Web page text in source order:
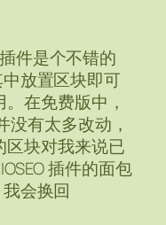
件是个不错的
放置区块即可
在免费版中，
没有太多改动，
区块对我来说已
插件的面包
会换回